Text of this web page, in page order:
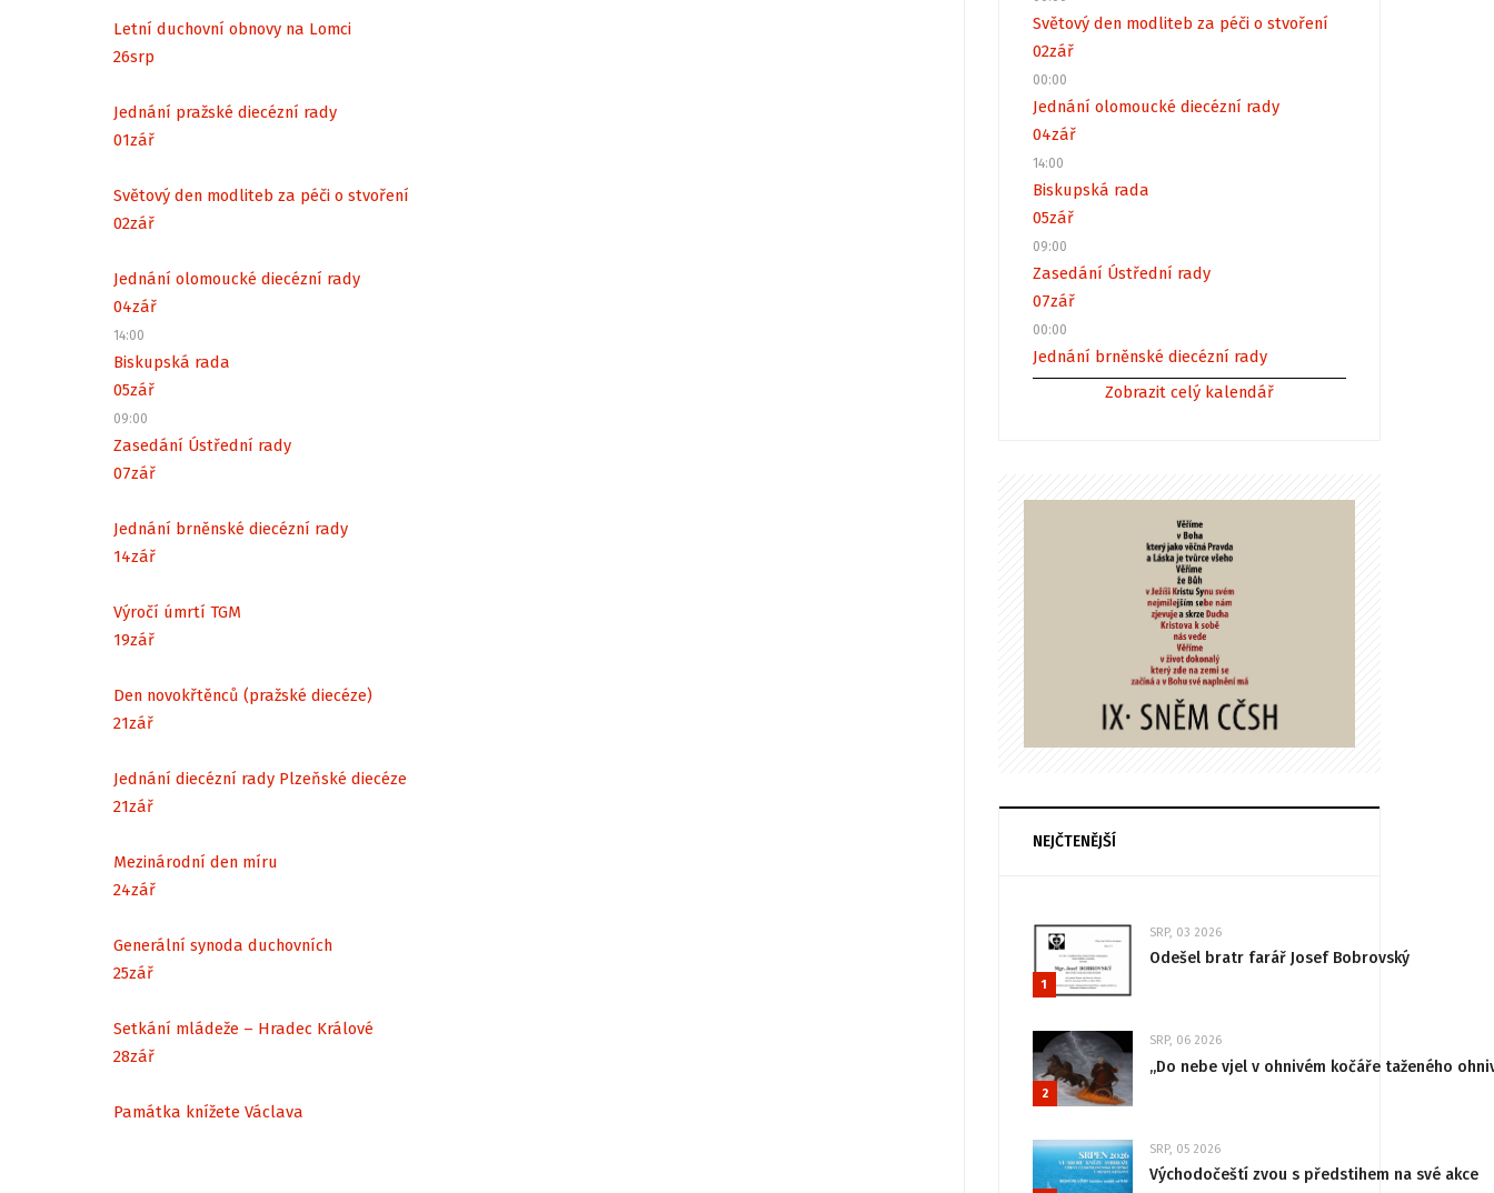
Letní duchovní obnovy na Lomci
26srp
Jednání pražské diecézní rady
01zář
Světový den modliteb za péči o stvoření
02zář
Jednání olomoucké diecézní rady
04zář
14:00
Biskupská rada
05zář
09:00
Zasedání Ústřední rady
07zář
Jednání brněnské diecézní rady
14zář
Výročí úmrtí TGM
19zář
Den novokřtěnců (pražské diecéze)
21zář
Jednání diecézní rady Plzeňské diecéze
21zář
Mezinárodní den míru
24zář
Generální synoda duchovních
25zář
Setkání mládeže – Hradec Králové
28zář
Památka knížete Václava
Světový den modliteb za péči o stvoření
02zář
00:00
Jednání olomoucké diecézní rady
04zář
14:00
Biskupská rada
05zář
09:00
Zasedání Ústřední rady
07zář
00:00
Jednání brněnské diecézní rady
Zobrazit celý kalendář
NEJČTENĚJŠÍ
1
SRP, 03 2026
Odešel bratr farář Josef Bobrovský
2
SRP, 06 2026
„Do nebe vjel v ohnivém kočáře taženého
SRP, 05 2026
Východočeští zvou s předstihem na své akce